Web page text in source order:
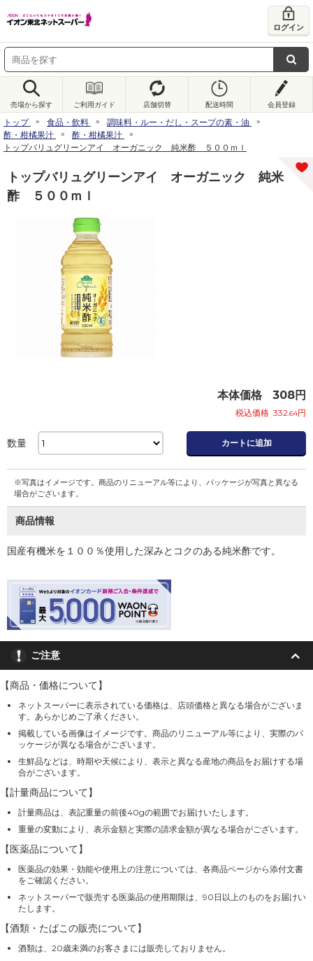
ログイン
売場から探す ご利用ガイド 店舗切替 配送時間 会員登録
トップ 食品・飲料
調味料・ルー・だし・スープの素・油
酢・柑橘果汁
酢・柑橘果汁
トップバリュグリーンアイ オーガニック 純米酢 ５００ｍｌ
トップバリュグリーンアイ オーガニック 純米
酢 ５００ｍｌ
本体価格 308円
税込価格 332.64円
数量 カートに追加
※写真はイメージです。商品のリニューアル等により、パッケージが写真と異なる
場合がございます。
商品情報
国産有機米を１００％使用した深みとコクのある純米酢です。
ご注意
【商品・価格について】
ネットスーパーに表示されている価格は、店頭価格と異なる場合がございま
す。あらかじめご了承ください。
掲載している画像はイメージです。商品のリニューアル等により、実際のパ
ッケージが異なる場合がございます。
生鮮品などは、時期や天候により、表示と異なる産地の商品をお届けする場
合がございます。
【計量商品について】
計量商品は、表記重量の前後40gの範囲でお届けいたします。
重量の変動により、表示金額と実際の請求金額が異なる場合がございます。
【医薬品について】
医薬品の効果・効能や使用上の注意については、各商品ページから添付文書
をご確認ください。
ネットスーパーで販売する医薬品の使用期限は、90日以上のものをお届けい
たします。
【酒類・たばこの販売について】
酒類は、20歳未満のお客さまには販売しておりません。